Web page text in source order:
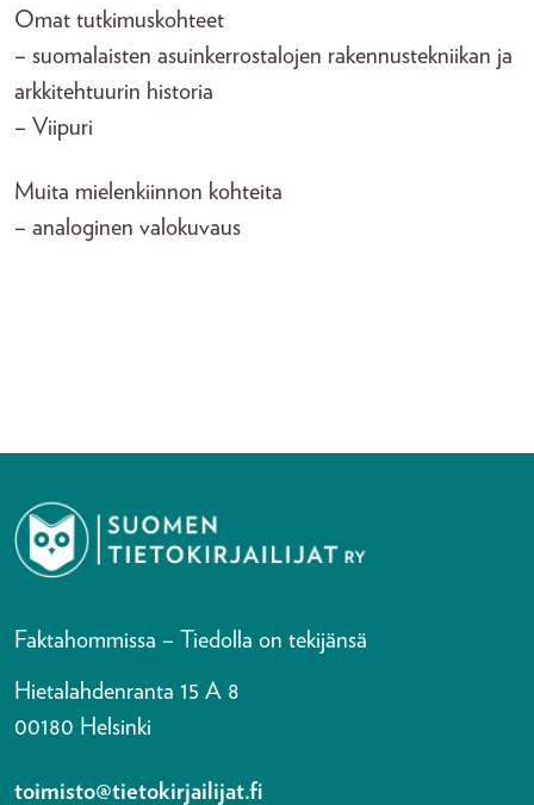
Omat tutkimuskohteet
– suomalaisten asuinkerrostalojen rakennustekniikan ja
arkkitehtuurin historia
– Viipuri
Muita mielenkiinnon kohteita
– analoginen valokuvaus
Faktahommissa – Tiedolla on tekijänsä
Hietalahdenranta 15 A 8
00180 Helsinki
toimisto@tietokirjailijat.fi